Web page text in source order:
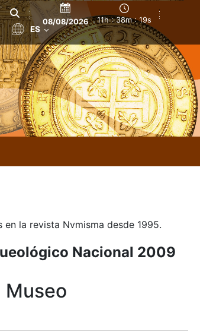
08/08/2026 11h : 38m : 19s
ES
la revista Nvmisma desde 1995.
Nacional 2009
Museo